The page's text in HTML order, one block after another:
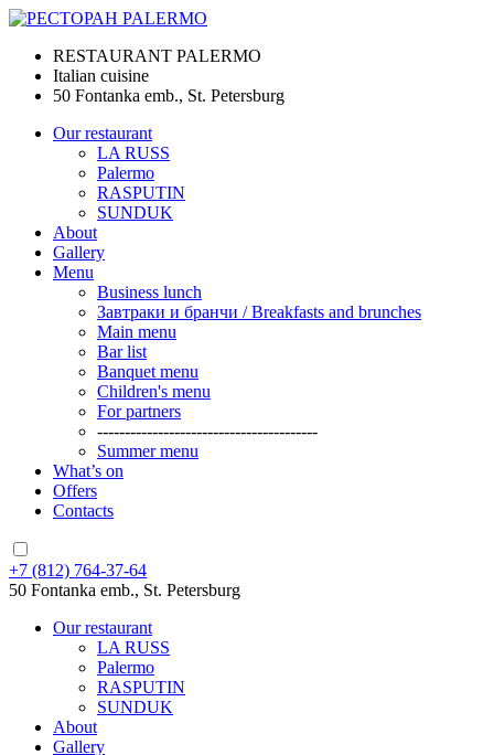
RESTAURANT PALERMO
Italian cuisine
50 Fontanka emb., St. Petersburg
Our restaurant
LA RUSS
Palermo
RASPUTIN
SUNDUK
About
Gallery
Menu
Business lunch
Завтраки и бранчи / Breakfasts and brunches
Main menu
Bar list
Banquet menu
Children's menu
For partners
----------------------------------------
Summer menu
What’s on
Offers
Contacts
+7 (812) 764-37-64
50 Fontanka emb., St. Petersburg
Our restaurant
LA RUSS
Palermo
RASPUTIN
SUNDUK
About
Gallery